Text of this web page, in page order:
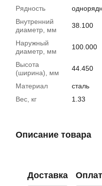
Рядность
Внутренний
диаметр, мм
38.100
Наружный
диаметр, мм
100.000
Высота
(ширина), мм
44.450
Материал
сталь
Вес, кг
1.33
Описание товара
Доставка